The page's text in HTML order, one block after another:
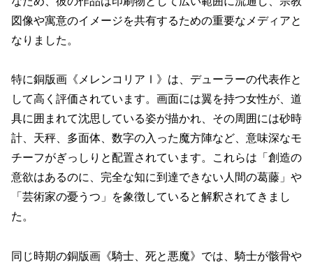
図像や寓意のイメージを共有するための重要なメディアと
なりました。
特に銅版画《メレンコリアⅠ》は、デューラーの代表作と
して高く評価されています。画面には翼を持つ女性が、道
具に囲まれて沈思している姿が描かれ、その周囲には砂時
計、天秤、多面体、数字の入った魔方陣など、意味深なモ
チーフがぎっしりと配置されています。これらは「創造の
意欲はあるのに、完全な知に到達できない人間の葛藤」や
「芸術家の憂うつ」を象徴していると解釈されてきまし
た。
同じ時期の銅版画《騎士、死と悪魔》では、騎士が骸骨や